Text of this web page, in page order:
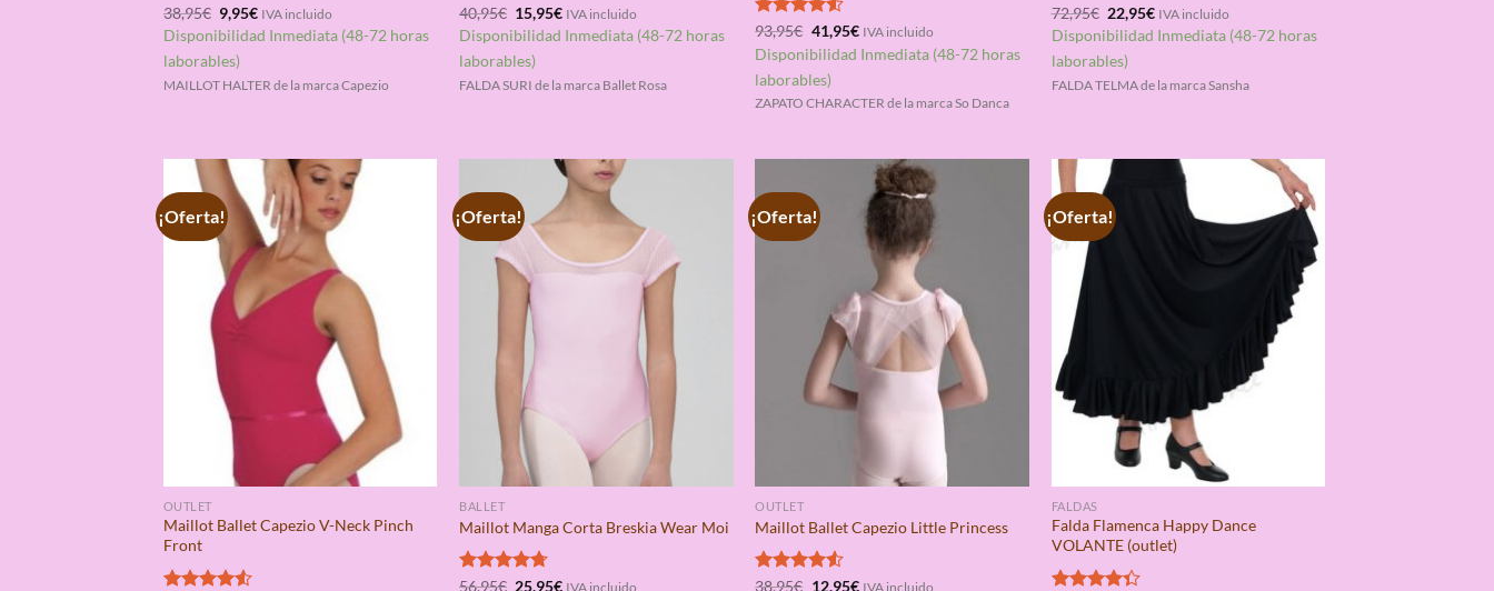
Valorado
con 4.25
de 5
38,95€ El
precio
original
era:
38,95€.
9,95€El
precio
actual
IVA incluido
Disponibilidad Inmediata (48-72 horas
laborables)
MAILLOT HALTER de la marca Capezio
Valorado
con4.50
de 5
40,95€ El
precio
original
era:
40,95€.
15,95€El
precio
actual
IVA incluido
Disponibilidad Inmediata (48-72 horas
laborables)
FALDA SURI de la marca Ballet Rosa
Valorado
con
4.50
de 5
93,95€ El
precio
original
era:
93,95€.
41,95€El
precio
actual
IVA incluido
Disponibilidad Inmediata (48-72 horas
laborables)
ZAPATO CHARACTER de la marca So Danca
Valorado
con 4.00
de 5
72,95€ El
precio
original
era:
72,95€.
22,95€El
precio
actual
IVA incluido
Disponibilidad Inmediata (48-72 horas
laborables)
FALDA TELMA de la marca Sansha
¡Oferta!
OUTLET
Maillot Ballet Capezio V-Neck Pinch
Front
¡Oferta!
BALLET
Maillot Manga Corta Breskia Wear Moi
Valorado
56,95€ El
25,95€ElIVA incluido
¡Oferta!
OUTLET
Maillot Ballet Capezio Little Princess
Valorado
38,95€ El
12,95€ElIVA incluido
¡Oferta!
FALDAS
Falda Flamenca Happy Dance
VOLANTE (outlet)